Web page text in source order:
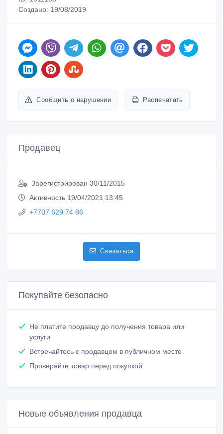
Создано: 19/08/2019
Сообщить о нарушении Распечатать
Продавец
Зарегистрирован 30/11/2015
Активность 19/04/2021 13:45
+7707 629 74 86
Связаться
Покупайте безопасно
Не платите продавцу до получения товара или
услуги
Встречайтесь с продавцом в публичном месте
Проверяйте товар перед покупкой
Новые объявления продавца